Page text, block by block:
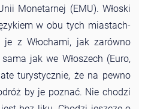
Monetarnej (EMU). Włoski
w obu tych miastach-
je z Włochami, jak zarówno
jak we Włoszech (Euro,
turystycznie, że na pewno
by je poznać. Nie chodzi